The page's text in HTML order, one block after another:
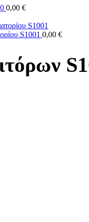
0,00€
S10010,00€